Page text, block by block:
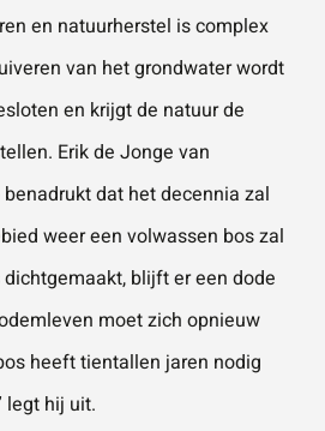
en natuurherstel is complex
van het grondwater wordt
en krijgt de natuur de
Erik de Jonge van
dat het decennia zal
weer een volwassen bos zal
blijft er een dode
moet zich opnieuw
heeft tientallen jaren nodig
legt hij uit.